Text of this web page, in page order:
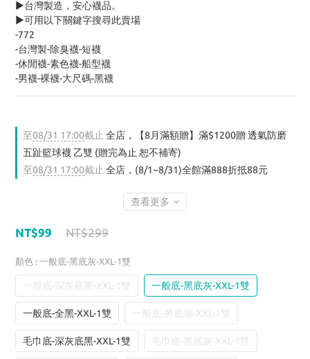
►台灣製造，安心襪品。
►可用以下關鍵字搜尋此賣場
-772
-台灣製-除臭襪-短襪
-休閒襪-素色襪-船型襪
-男襪-裸襪-大尺碼-黑襪
至08/31 17:00截止 全店，【8月滿額贈】滿$1200贈 透氣防磨
五趾籃球襪 乙雙 (贈完為止 恕不補寄)
至08/31 17:00截止 全店，(8/1~8/31)全館滿888折抵88元
查看更多
NT$299
NT$99
顏色 : 一般底-黑底灰-XXL-1雙
一般底-深灰底黑-XXL-1雙 一般底-黑底灰-XXL-1雙
一般底-全黑-XXL-1雙 一般底-黑底咖-XXL-1雙
毛巾底-深灰底黑-XXL-1雙 毛巾底-黑底灰-XXL-1雙